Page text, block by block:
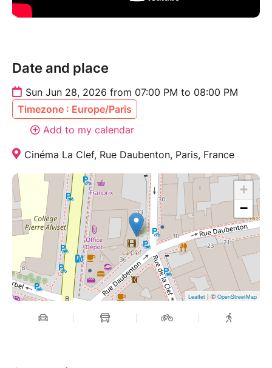
Date and place
Sun Jun 28, 2026 from 07:00 PM to 08:00 PM
Timezone : Europe/Paris
Add to my calendar
Cinéma La Clef, Rue Daubenton, Paris, France
+
−
Leaflet | © OpenStreetMap